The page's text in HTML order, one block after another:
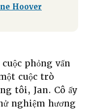
Hoover
phỏng vấn
cuộc trò
tôi, Jan. Cô ấy
nghiệm hương